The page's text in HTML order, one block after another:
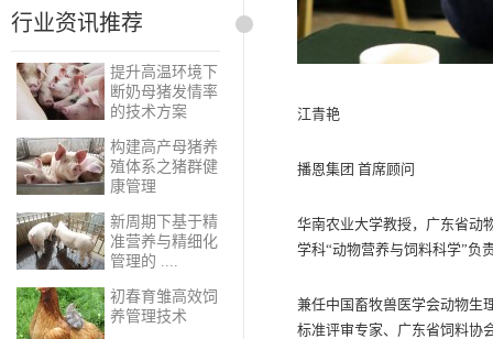
行业资讯推荐
提升高温环境下
断奶母猪发情率
的技术方案
构建高产母猪养
殖体系之猪群健
康管理
新周期下基于精
准营养与精细化
管理的 ....
初春育雏高效饲
养管理技术
江青艳
播恩集团 首席顾问
华南农业大学教授，广东省动
学科“动物营养与饲料科学”负
兼任中国畜牧兽医学会动物生
标准评审专家、广东省饲料协